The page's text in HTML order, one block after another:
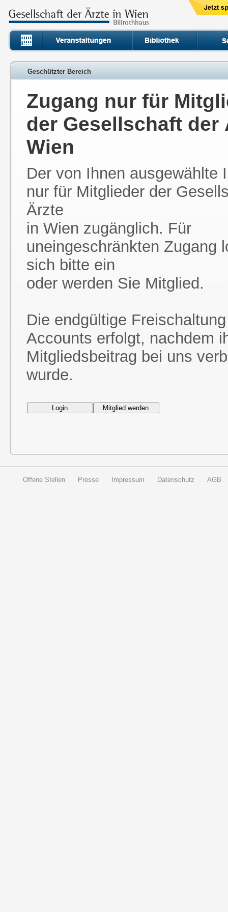
Geschützter Bereich
Zugang nur für
der Gesellschaft der
Wien
Der von Ihnen ausgewählte
nur für Mitglieder der
Ärzte
in Wien zugänglich. Für
uneingeschränkten Zugang
sich bitte ein
oder werden Sie Mitglied.
Die endgültige
Accounts erfolgt, nachdem
Mitgliedsbeitrag bei uns
wurde.
Offene Stellen Presse Impressum Datenschutz AGB